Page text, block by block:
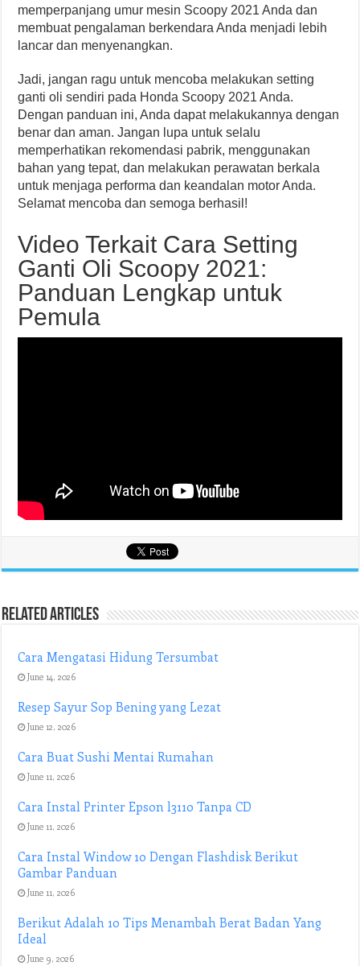
memperpanjang umur mesin Scoopy 2021 Anda dan
membuat pengalaman berkendara Anda menjadi lebih
lancar dan menyenangkan.
Jadi, jangan ragu untuk mencoba melakukan setting
ganti oli sendiri pada Honda Scoopy 2021 Anda.
Dengan panduan ini, Anda dapat melakukannya dengan
benar dan aman. Jangan lupa untuk selalu
memperhatikan rekomendasi pabrik, menggunakan
bahan yang tepat, dan melakukan perawatan berkala
untuk menjaga performa dan keandalan motor Anda.
Selamat mencoba dan semoga berhasil!
Video Terkait Cara Setting
Ganti Oli Scoopy 2021:
Panduan Lengkap untuk
Pemula
Related Articles
Cara Mengatasi Hidung Tersumbat
June 14, 2026
Resep Sayur Sop Bening yang Lezat
June 12, 2026
Cara Buat Sushi Mentai Rumahan
June 11, 2026
Cara Instal Printer Epson l3110 Tanpa CD
June 11, 2026
Cara Instal Window 10 Dengan Flashdisk Berikut
Gambar Panduan
June 11, 2026
Berikut Adalah 10 Tips Menambah Berat Badan Yang
Ideal
June 9, 2026